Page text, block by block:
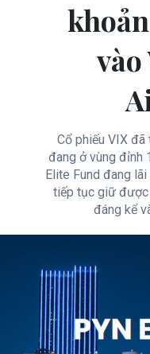
Cổ phiếu VIX
đang ở vùng đỉnh
Elite Fund đang
tiếp tục giữ được
đáng kể